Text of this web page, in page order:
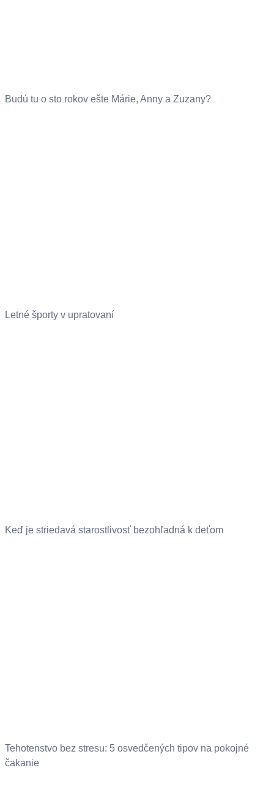
Budú tu o sto rokov ešte Márie, Anny a Zuzany?
Letné športy v upratovaní
Keď je striedavá starostlivosť bezohľadná k deťom
Tehotenstvo bez stresu: 5 osvedčených tipov na pokojné
čakanie